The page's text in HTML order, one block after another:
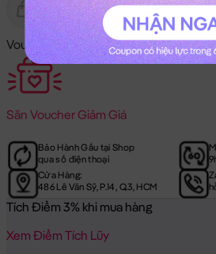
Gửi Tặng Hết Hàng
Voucher Mã Khuyến Mãi:
Săn Voucher Giảm Giá
Bảo Hành Gấu tại Shop
qua số điện thoại
Cửa Hàng:
486 Lê Văn Sỹ, P.14, Q.3, HCM
Tích Điểm 3% khi mua hàng
Xem Điểm Tích Lũy